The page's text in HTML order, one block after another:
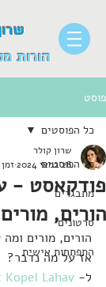
הורות
פוסט
כל הפוסטים
מתבגרים
סרטונים
התפתחות אישית
כל הפוסטים
פודקאסט -
הורים,
שרון קולר
28 במאי 2024
זמן
הורים, מורים
אז על מה נדבר?
ל- Lahav